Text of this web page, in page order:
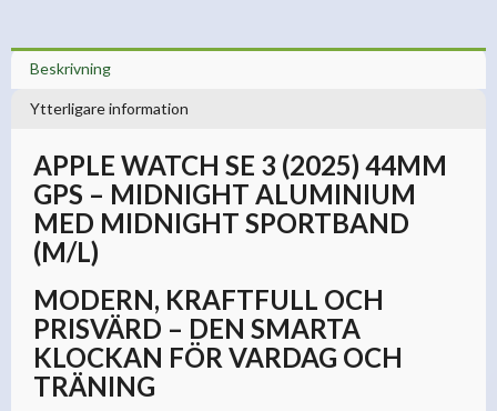
Beskrivning
Ytterligare information
APPLE WATCH SE 3 (2025) 44MM
GPS – MIDNIGHT ALUMINIUM
MED MIDNIGHT SPORTBAND
(M/L)
MODERN, KRAFTFULL OCH
PRISVÄRD – DEN SMARTA
KLOCKAN FÖR VARDAG OCH
TRÄNING